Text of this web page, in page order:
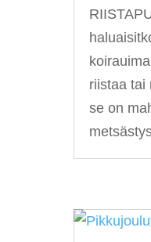
riistaa tai
se on